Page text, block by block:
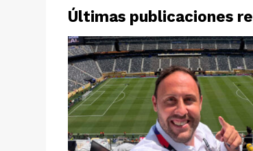
Últimas publicaciones